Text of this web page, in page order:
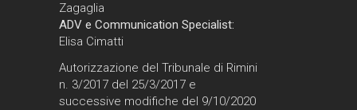
Zagaglia
ADV e Communication Specialist:
Elisa Cimatti
Autorizzazione del Tribunale di Rimini
n. 3/2017 del 25/3/2017 e
successive modifiche del 9/10/2020